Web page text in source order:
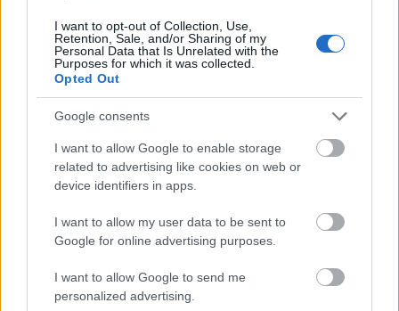
I want to opt-out of Collection, Use,
Retention, Sale, and/or Sharing of my
Personal Data that Is Unrelated with the
Purposes for which it was collected.
Opted Out
Google consents
I want to allow Google to enable storage
related to advertising like cookies on web or
device identifiers in apps.
I want to allow my user data to be sent to
Google for online advertising purposes.
I want to allow Google to send me
personalized advertising.